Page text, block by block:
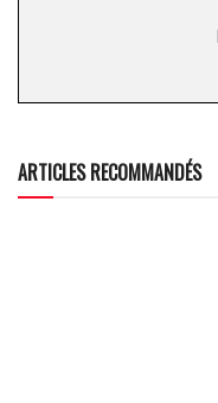
ARTICLES RECOMMANDÉS